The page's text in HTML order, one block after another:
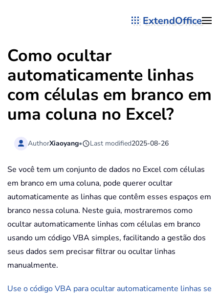
ExtendOffice
Como ocultar
automaticamente linhas
com células em branco em
uma coluna no Excel?
AuthorXiaoyang• Last modified2025-08-26
Se você tem um conjunto de dados no Excel com células
em branco em uma coluna, pode querer ocultar
automaticamente as linhas que contêm esses espaços em
branco nessa coluna. Neste guia, mostraremos como
ocultar automaticamente linhas com células em branco
usando um código VBA simples, facilitando a gestão dos
seus dados sem precisar filtrar ou ocultar linhas
manualmente.
Use o código VBA para ocultar automaticamente linhas se